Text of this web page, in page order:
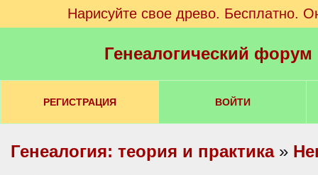
Нарисуйте свое древо. Бесплатно.
Генеалогический
РЕГИСТРАЦИЯ ВОЙТИ
Генеалогия: теория и практика»